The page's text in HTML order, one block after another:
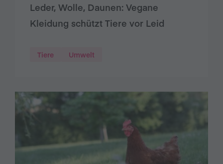
Leder, Wolle, Daunen: Vegane
Kleidung schützt Tiere vor Leid
Tiere Umwelt